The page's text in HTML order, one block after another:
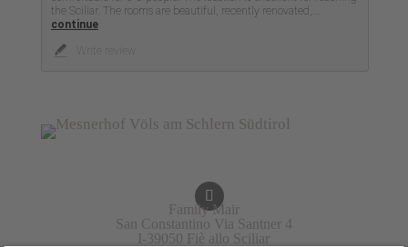
the Sciliar. The rooms are beautiful, recently renovated,
continue
Family Mair
San Constantino Via Santner 4
I-39050 Fiè allo Sciliar